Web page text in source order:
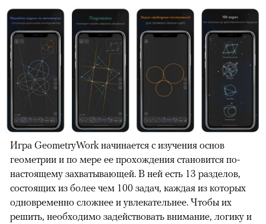
Игра GeometryWork начинается с изучения основ
геометрии и по мере ее прохождения становится по-
настоящему захватывающей. В ней есть 13 разделов,
состоящих из более чем 100 задач, каждая из которых
одновременно сложнее и увлекательнее. Чтобы их
решить, необходимо задействовать внимание, логику и